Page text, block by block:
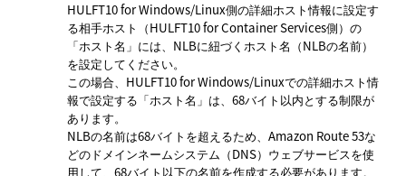
HULFT10 for Windows/Linux側の詳細ホスト情報に設定す
る相手ホスト（HULFT10 for Container Services側）の
ホスト名
には、NLBに紐づくホスト名（NLBの名前）
を設定してください。
この場合、HULFT10 for Windows/Linuxでの詳細ホスト情
報で設定する
ホスト名
は、68バイト以内とする制限が
あります。
NLBの名前は68バイトを超えるため、Amazon Route 53な
どのドメインネームシステム（DNS）ウェブサービスを使
用して、68バイト以下の名前を作成する必要があります。